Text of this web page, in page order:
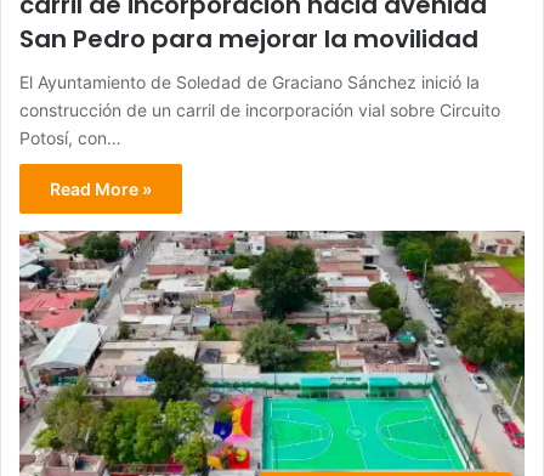
San Pedro para mejorar la movilidad
El Ayuntamiento de Soledad de Graciano Sánchez inició la
construcción de un carril de incorporación vial sobre Circuito
Potosí, con…
Read More »